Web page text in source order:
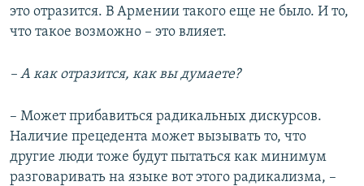
это отразится. В Армении такого еще не было. И то,
что такое возможно – это влияет.
– А как отразится, как вы думаете?
– Может прибавиться радикальных дискурсов.
Наличие прецедента может вызывать то, что
другие люди тоже будут пытаться как минимум
разговаривать на языке вот этого радикализма, –